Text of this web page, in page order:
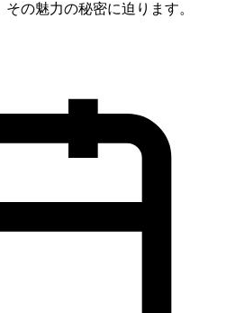
の魅力の秘密に迫ります。